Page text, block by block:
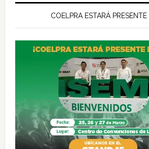
COELPRA ESTARÁ PRESENTE